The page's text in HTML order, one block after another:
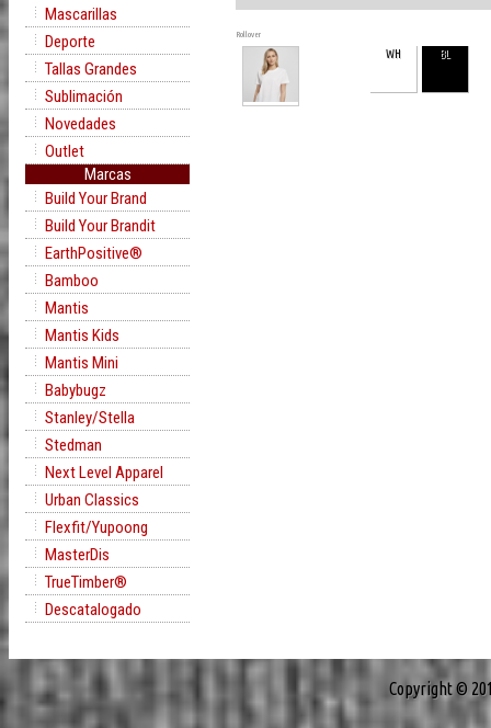
Mascarillas
Deporte
Tallas Grandes
Sublimación
Novedades
Outlet
Marcas
Build Your Brand
Build Your Brandit
EarthPositive®
Bamboo
Mantis
Mantis Kids
Mantis Mini
Babybugz
Stanley/Stella
Stedman
Next Level Apparel
Urban Classics
Flexfit/Yupoong
MasterDis
TrueTimber®
Descatalogado
Rollover
WH BL
Copyright ©